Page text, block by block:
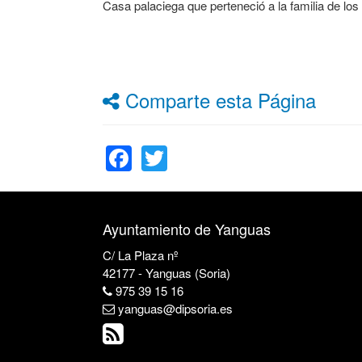
Casa palaciega que perteneció a la familia de
Comparte esta Página
Facebook
Ayuntamiento de Yanguas
C/ La Plaza nº
42177 - Yanguas (Soria)
975 39 15 16
yanguas@dipsoria.es